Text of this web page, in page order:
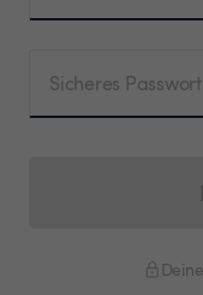
Sicheres Passwort